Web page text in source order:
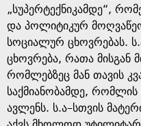
„სუპერტექნიკამდე“,
და პოლიტიკურ
სოციალურ ცხოვრებას.
ცხოვრება, რათა მისგან
რომლებზეც მან თავის
საქმიანობამდე, რომლის
ავლენს. ს.ა–სთვის